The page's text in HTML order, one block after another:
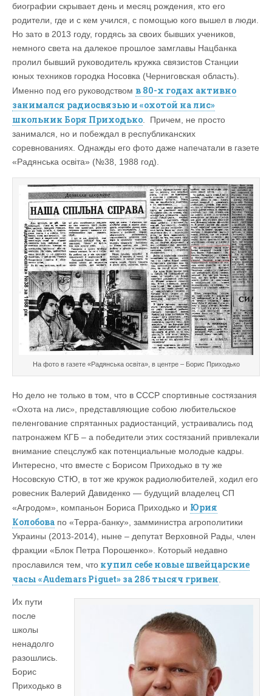
биографии скрывает день и месяц рождения, кто его
родители, где и с кем учился, с помощью кого вышел в люди.
Но зато в 2013 году, гордясь за своих бывших учеников,
немного света на далекое прошлое замглавы Нацбанка
пролил бывший руководитель кружка связистов Станции
юных техников городка Носовка (Черниговская область).
Именно под его руководством в 80-х годах активно
занимался радиосвязью и «охотой на лис»
школьник Боря Приходько . Причем, не просто
занимался, но и побеждал в республиканских
соревнованиях. Однажды его фото даже напечатали в газете
«Радянська освіта» (№38, 1988 год).
На фото в газете «Радянська освіта», в центре – Борис Приходько
Но дело не только в том, что в СССР спортивные состязания
«Охота на лис», представляющие собою любительское
пеленгование спрятанных радиостанций, устраивались под
патронажем КГБ – а победители этих состязаний привлекали
внимание спецслужб как потенциальные молодые кадры.
Интересно, что вместе с Борисом Приходько в ту же
Носовскую СТЮ, в тот же кружок радиолюбителей, ходил его
ровесник Валерий Давиденко — будущий владелец СП
«Агродом», компаньон Бориса Приходько и Юрия
Колобова по «Терра-банку», замминистра агрополитики
Украины (2013-2014), ныне – депутат Верховной Рады, член
фракции «Блок Петра Порошенко». Который недавно
прославился тем, что купил себе новые швейцарские
часы «Audemars Piguet» за 286 тысяч гривен
Их пути
после
школы
ненадолго
разошлись.
Борис
Приходько в